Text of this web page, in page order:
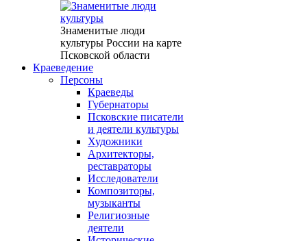
Знаменитые люди
культуры России на карте
Псковской области
Краеведение
Персоны
Краеведы
Губернаторы
Псковские писатели
и деятели культуры
Художники
Архитекторы,
реставраторы
Исследователи
Композиторы,
музыканты
Религиозные
деятели